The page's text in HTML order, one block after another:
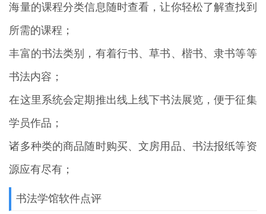
海量的课程分类信息随时查看，让你轻松了解查找到
所需的课程；
丰富的书法类别，有着行书、草书、楷书、隶书等等
书法内容；
在这里系统会定期推出线上线下书法展览，便于征集
学员作品；
诸多种类的商品随时购买、文房用品、书法报纸等资
源应有尽有；
书法学馆软件点评